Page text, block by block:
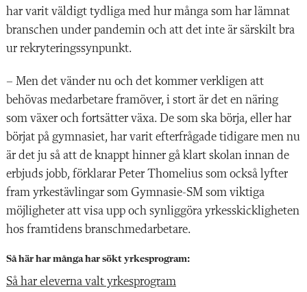
har varit väldigt tydliga med hur många som har lämnat
branschen under pandemin och att det inte är särskilt bra
ur rekryteringssynpunkt.
– Men det vänder nu och det kommer verkligen att
behövas medarbetare framöver, i stort är det en näring
som växer och fortsätter växa. De som ska börja, eller har
börjat på gymnasiet, har varit efterfrågade tidigare men nu
är det ju så att de knappt hinner gå klart skolan innan de
erbjuds jobb, förklarar Peter Thomelius som också lyfter
fram yrkestävlingar som Gymnasie-SM som viktiga
möjligheter att visa upp och synliggöra yrkesskickligheten
hos framtidens branschmedarbetare.
Så här har många har sökt yrkesprogram:
Så har eleverna valt yrkesprogram